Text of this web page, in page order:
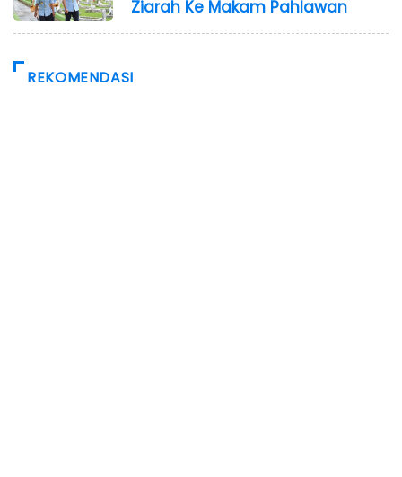
Ziarah Ke Makam Pahlawan
REKOMENDASI